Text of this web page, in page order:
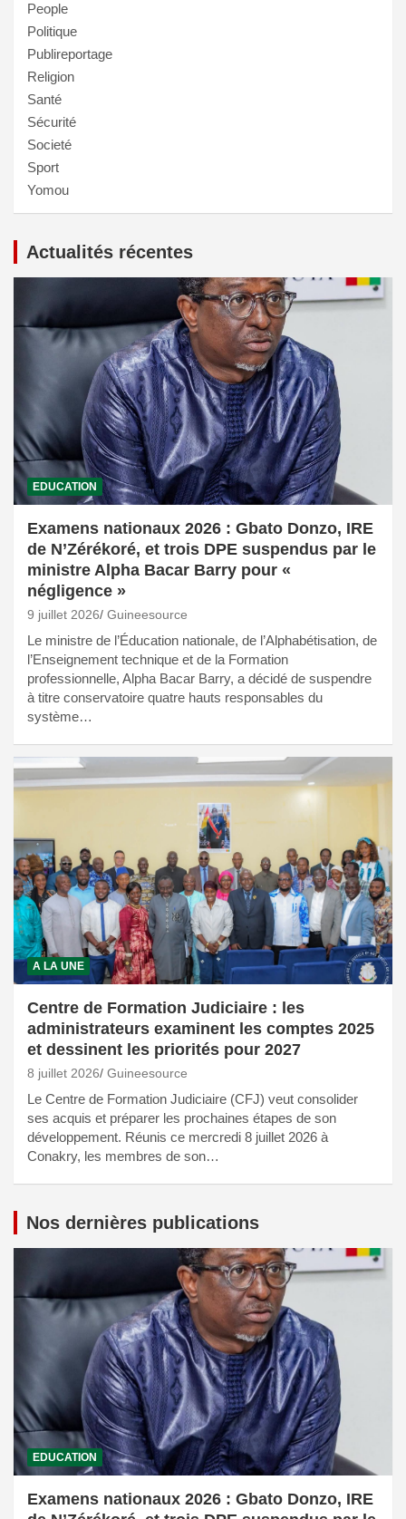
People
Politique
Publireportage
Religion
Santé
Sécurité
Societé
Sport
Yomou
Actualités récentes
EDUCATION
Examens nationaux 2026 : Gbato Donzo, IRE
de N’Zérékoré, et trois DPE suspendus par le
ministre Alpha Bacar Barry pour «
négligence »
9 juillet 2026 Guineesource
Le ministre de l’Éducation nationale, de l’Alphabétisation, de
l’Enseignement technique et de la Formation
professionnelle, Alpha Bacar Barry, a décidé de suspendre
à titre conservatoire quatre hauts responsables du
système…
A LA UNE
Centre de Formation Judiciaire : les
administrateurs examinent les comptes 2025
et dessinent les priorités pour 2027
8 juillet 2026 Guineesource
Le Centre de Formation Judiciaire (CFJ) veut consolider
ses acquis et préparer les prochaines étapes de son
développement. Réunis ce mercredi 8 juillet 2026 à
Conakry, les membres de son…
Nos dernières publications
EDUCATION
Examens nationaux 2026 : Gbato Donzo, IRE